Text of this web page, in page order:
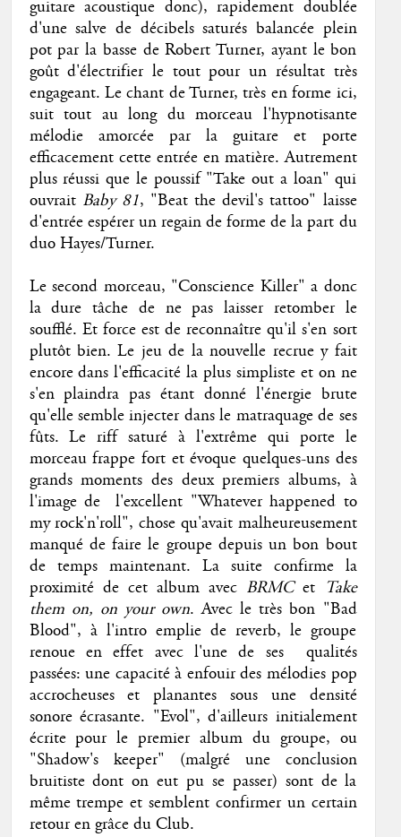
guitare acoustique donc), rapidement doublée
d'une salve de décibels saturés balancée plein
pot par la basse de Robert Turner, ayant le bon
goût d'électrifier le tout pour un résultat très
engageant. Le chant de Turner, très en forme ici,
suit tout au long du morceau l'hypnotisante
mélodie amorcée par la guitare et porte
efficacement cette entrée en matière. Autrement
plus réussi que le poussif "Take out a loan" qui
ouvrait Baby 81, "Beat the devil's tattoo" laisse
d'entrée espérer un regain de forme de la part du
duo Hayes/Turner.
Le second morceau, "Conscience Killer" a donc
la dure tâche de ne pas laisser retomber le
soufflé. Et force est de reconnaître qu'il s'en sort
plutôt bien. Le jeu de la nouvelle recrue y fait
encore dans l'efficacité la plus simpliste et on ne
s'en plaindra pas étant donné l'énergie brute
qu'elle semble injecter dans le matraquage de ses
fûts. Le riff saturé à l'extrême qui porte le
morceau frappe fort et évoque quelques-uns des
grands moments des deux premiers albums, à
l'image de l'excellent "Whatever happened to
my rock'n'roll", chose qu'avait malheureusement
manqué de faire le groupe depuis un bon bout
de temps maintenant. La suite confirme la
proximité de cet album avec BRMCet Take
them on, on your own. Avec le très bon "Bad
Blood", à l'intro emplie de reverb, le groupe
renoue en effet avec l'une de ses qualités
passées: une capacité à enfouir des mélodies pop
accrocheuses et planantes sous une densité
sonore écrasante. "Evol", d'ailleurs initialement
écrite pour le premier album du groupe, ou
"Shadow's keeper" (malgré une conclusion
bruitiste dont on eut pu se passer) sont de la
même trempe et semblent confirmer un certain
retour en grâce du Club.